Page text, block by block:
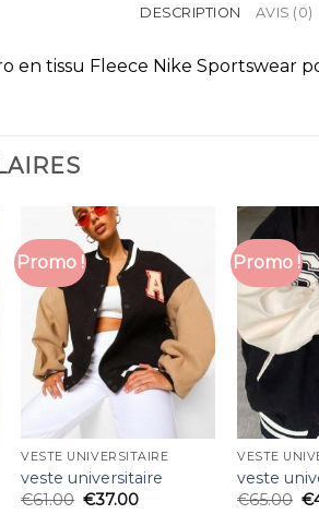
DESCRIPTION AVIS (0)
en tissu Fleece Nike Sportswear
Promo !
VESTE UNIVERSITAIRE
veste universitaire
€61.00 €37.00
Promo !
VESTE
veste
€65.00 €